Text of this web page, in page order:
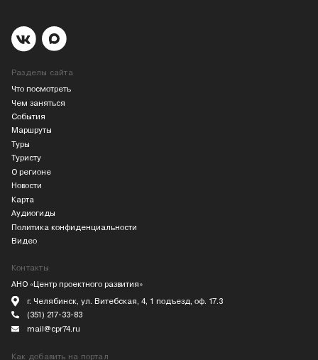
Разделы сайта
Что посмотреть
Чем заняться
События
Маршруты
Туры
Туристу
О регионе
Новости
Карта
Аудиогиды
Политика конфиденциальности
Видео
Контакты
АНО «Центр проектного развития»
г. Челябинск, ул. Витебская, 4, 1 подъезд, оф. 17.3
(351) 217-33-83
mail@cpr74.ru
Как добавить на портал